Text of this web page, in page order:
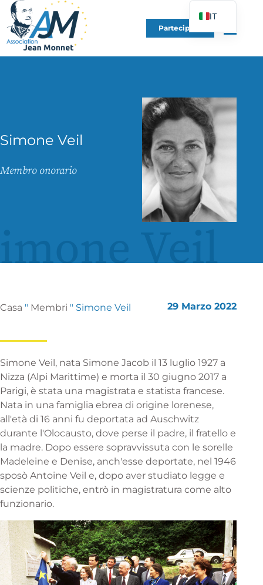
Partecipare
Simone Veil
Membro onorario
Veil
Casa " Membri " Simone Veil 29 Marzo 2022
Simone Veil, nata Simone Jacob il 13 luglio 1927 a
Nizza (Alpi Marittime) e morta il 30 giugno 2017 a
Parigi, è stata una magistrata e statista francese.
Nata in una famiglia ebrea di origine lorenese,
all'età di 16 anni fu deportata ad Auschwitz
durante l'Olocausto, dove perse il padre, il fratello e
la madre. Dopo essere sopravvissuta con le sorelle
Madeleine e Denise, anch'esse deportate, nel 1946
sposò Antoine Veil e, dopo aver studiato legge e
scienze politiche, entrò in magistratura come alto
funzionario.
IT
FR
EN
PT
PL
UK